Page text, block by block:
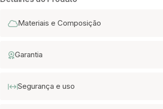
Materiais e Composição
Garantia
Segurança e uso